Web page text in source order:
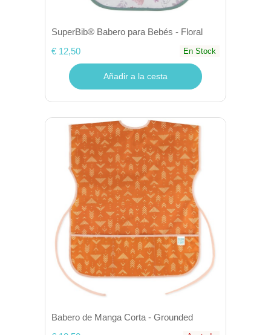
SuperBib® Babero para Bebés - Floral
€ 12,50
En Stock
Añadir a la cesta
Babero de Manga Corta - Grounded